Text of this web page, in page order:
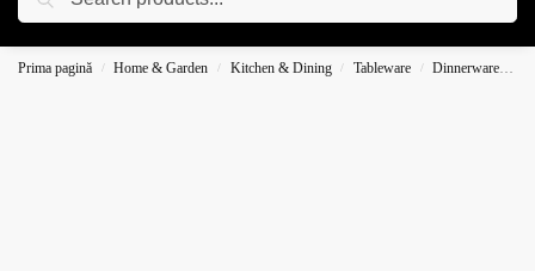
Cesiro
Prima pagină / Home & Garden / Kitchen & Dining / Tableware / Dinnerware